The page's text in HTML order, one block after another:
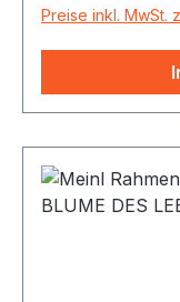
Haltekreuz und
Sound. Der
vollen
für den Einsatz
Holzkreuz
Preise inkl. MwSt.